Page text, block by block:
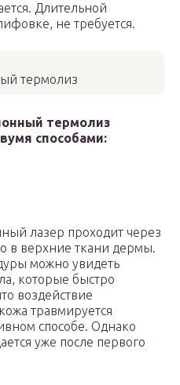
Длительной
не требуется.
термолиз
термолиз
способами:
лазер проходит через
в верхние ткани дермы.
можно увидеть
которые быстро
воздействие
травмируется
способе. Однако
уже после первого